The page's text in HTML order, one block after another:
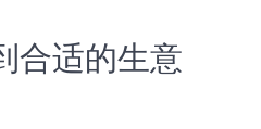
合适的生意